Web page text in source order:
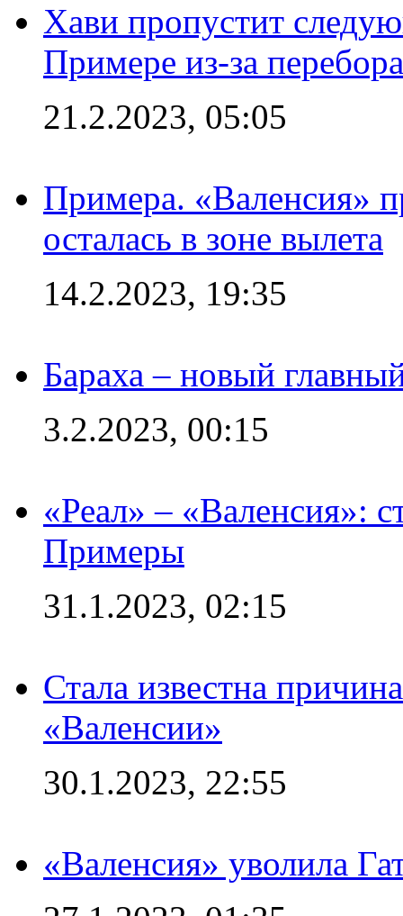
Хави пропустит
Примере из-за
21.2.2023, 05:05
Примера. «Валенсия»
осталась в зоне вылета
14.2.2023, 19:35
Бараха – новый
3.2.2023, 00:15
«Реал» – «Валенсия»:
Примеры
31.1.2023, 02:15
Стала известна
«Валенсии»
30.1.2023, 22:55
«Валенсия» уволила